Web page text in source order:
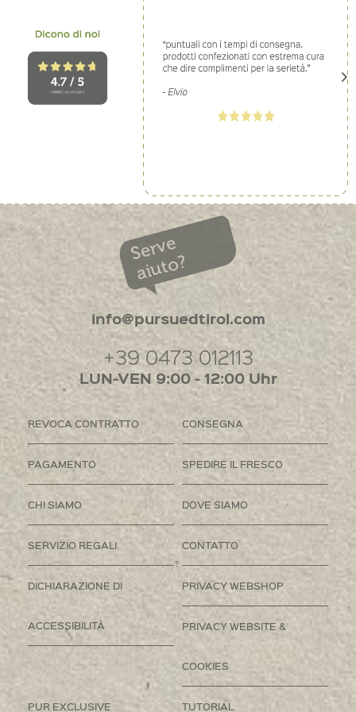
Serve
aiuto?
info@pursuedtirol.com
+39 0473 012113
LUN-VEN 9:00 - 12:00 Uhr
REVOCA CONTRATTO CONSEGNA
PAGAMENTO SPEDIRE IL FRESCO
CHI SIAMO DOVE SIAMO
SERVIZIO REGALI CONTATTO
DICHIARAZIONE DI
ACCESSIBILITÀ
PRIVACY WEBSHOP
PRIVACY WEBSITE &
COOKIES
PUR EXCLUSIVE TUTORIAL